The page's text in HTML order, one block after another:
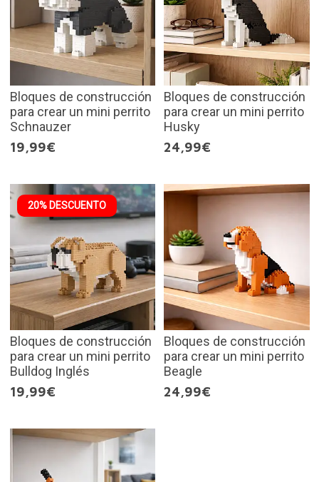
Bloques de construcción
para crear un mini perrito
Schnauzer
19,99€
Bloques de construcción
para crear un mini perrito
Husky
24,99€
20% DESCUENTO
Bloques de construcción
para crear un mini perrito
Bulldog Inglés
19,99€
Bloques de construcción
para crear un mini perrito
Beagle
24,99€